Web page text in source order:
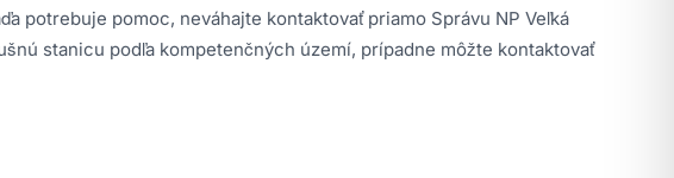
potrebuje pomoc, neváhajte kontaktovať priamo Správu NP Veľká
stanicu podľa kompetenčných území, prípadne môžte kontaktovať